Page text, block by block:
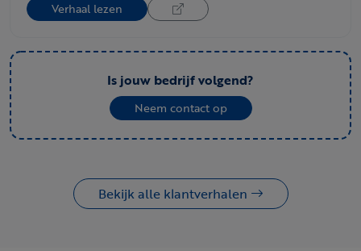
Verhaal lezen
Is jouw bedrijf volgend?
Neem contact op
Bekijk alle klantverhalen